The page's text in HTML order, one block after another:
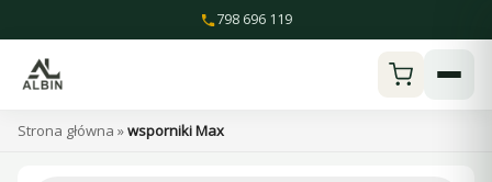
do
treści
798 696 119
Strona główna »wsporniki Max